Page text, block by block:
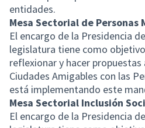
entidades.
Mesa Sectorial de Personas
El encargo de la Presidencia
legislatura tiene como
reflexionar y hacer propuestas
Ciudades Amigables con las
está implementando este
Mesa Sectorial Inclusión
El encargo de la Presidencia